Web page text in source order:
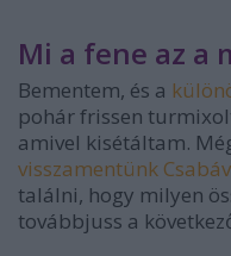
Mi a fene az a
Bementem, és a
pohár frissen
amivel kisétáltam.
visszamentünk
találni, hogy milyen
továbbjuss a